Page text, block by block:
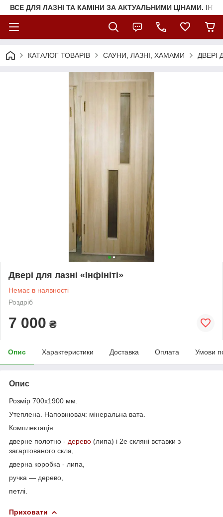
ВСЕ ДЛЯ ЛАЗНІ ТА КАМІНИ ЗА АКТУАЛЬНИМИ ЦІНАМИ.
КАТАЛОГ ТОВАРІВ САУНИ, ЛАЗНІ, ХАМАМИ ДВЕРІ
Двері для лазні «Інфініті»
Немає в наявності
Роздріб
7 000 ₴
Опис Характеристики Доставка Оплата Умови
Опис
Розмір 700х1900 мм.
Утеплена. Наповнювач: мінеральна вата.
Комплектація:
дверне полотно - дерево (липа) і 2е скляні вставки з
загартованого скла,
дверна коробка - липа,
ручка — дерево,
петлі.
Приховати